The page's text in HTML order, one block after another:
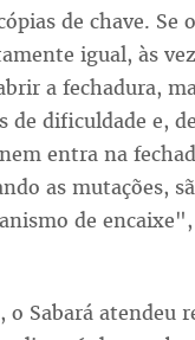
de chave. Se
igual, às
a fechadura,
de dificuldade e,
entra na
as mutações,
de
o Sabará atendeu